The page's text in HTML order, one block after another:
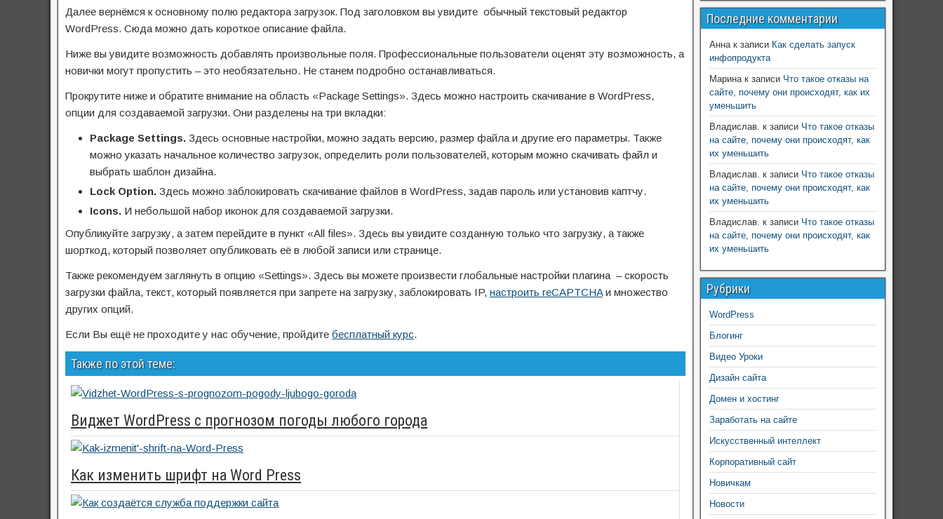
Далее вернёмся к основному полю редактора загрузок. Под заголовком вы увидите обычный текстовый редактор
WordPress. Сюда можно дать короткое описание файла.
Ниже вы увидите возможность добавлять произвольные поля. Профессиональные пользователи оценят эту возможность, а
новички могут пропустить – это необязательно. Не станем подробно останавливаться.
Прокрутите ниже и обратите внимание на область «Package Settings». Здесь можно настроить скачивание в WordPress,
опции для создаваемой загрузки. Они разделены на три вкладки:
Package Settings. Здесь основные настройки, можно задать версию, размер файла и другие его параметры. Также
можно указать начальное количество загрузок, определить роли пользователей, которым можно скачивать файл и
выбрать шаблон дизайна.
Lock Option. Здесь можно заблокировать скачивание файлов в WordPress, задав пароль или установив каптчу.
Icons. И небольшой набор иконок для создаваемой загрузки.
Опубликуйте загрузку, а затем перейдите в пункт «All files». Здесь вы увидите созданную только что загрузку, а также
шорткод, который позволяет опубликовать её в любой записи или странице.
Также рекомендуем заглянуть в опцию «Settings». Здесь вы можете произвести глобальные настройки плагина – скорость
загрузки файла, текст, который появляется при запрете на загрузку, заблокировать IP, настроить reCAPTCHAи множество
других опций.
Если Вы ещё не проходите у нас обучение, пройдите бесплатный курс.
Также по этой теме:
Виджет WordPress с прогнозом погоды любого города
Как изменить шрифт на Word Press
Последние комментарии
Аннак записи Как сделать запуск
инфопродукта
Маринак записи Что такое отказы на
сайте, почему они происходят, как их
уменьшить
Владислав. к записи Что такое отказы
на сайте, почему они происходят, как
их уменьшить
Владислав. к записи Что такое отказы
на сайте, почему они происходят, как
их уменьшить
Владислав. к записи Что такое отказы
на сайте, почему они происходят, как
их уменьшить
Рубрики
WordPress
Блогинг
Видео Уроки
Дизайн сайта
Домен и хостинг
Заработать на сайте
Искусственный интеллект
Корпоративный сайт
Новичкам
Новости